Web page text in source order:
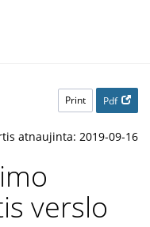
Print Pdf
atnaujinta: 2019-09-16
verslo